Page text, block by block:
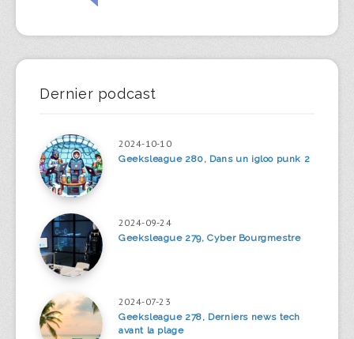
Dernier podcast
2024-10-10
Geeksleague 280, Dans un igloo punk 2
2024-09-24
Geeksleague 279, Cyber Bourgmestre
2024-07-23
Geeksleague 278, Derniers news tech
avant la plage